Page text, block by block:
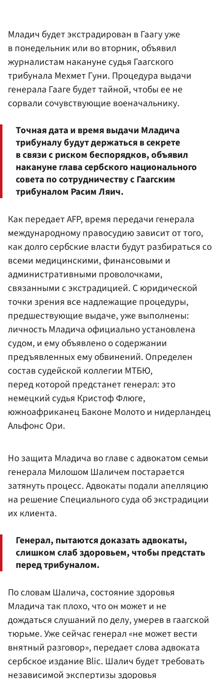
Младич будет экстрадирован в Гаагу уже
в понедельник или во вторник, объявил
журналистам накануне судья Гаагского
трибунала Мехмет Гуни. Процедура выдачи
генерала Гааге будет тайной, чтобы ее не
сорвали сочувствующие военачальнику.
Точная дата и время выдачи Младича
трибуналу будут держаться в секрете
в связи с риском беспорядков, объявил
накануне глава сербского национального
совета по сотрудничеству с Гаагским
трибуналом Расим Ляич.
Как передает AFP, время передачи генерала
международному правосудию зависит от того,
как долго сербские власти будут разбираться со
всеми медицинскими, финансовыми и
административными проволочками,
связанными с экстрадицией. С юридической
точки зрения все надлежащие процедуры,
предшествующие выдаче, уже выполнены:
личность Младича официально установлена
судом, и ему объявлено о содержании
предъявленных ему обвинений. Определен
состав судейской коллегии МТБЮ,
перед которой предстанет генерал: это
немецкий судья Кристоф Флюге,
южноафриканец Баконе Молото и нидерландец
Альфонс Ори.
Но защита Младича во главе с адвокатом семьи
генерала Милошом Шаличем постарается
затянуть процесс. Адвокаты подали апелляцию
на решение Специального суда об экстрадиции
их клиента.
Генерал, пытаются доказать адвокаты,
слишком слаб здоровьем, чтобы предстать
перед трибуналом.
По словам Шалича, состояние здоровья
Младича так плохо, что он может и не
дождаться слушаний по делу, умерев в гаагской
тюрьме. Уже сейчас генерал «не может вести
внятный разговор», передает слова адвоката
сербское издание Blic. Шалич будет требовать
независимой экспертизы здоровья